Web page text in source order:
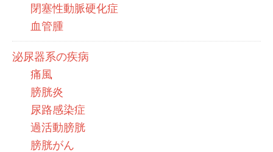
閉塞性動脈硬化症
血管腫
泌尿器系の疾病
痛風
膀胱炎
尿路感染症
過活動膀胱
膀胱がん